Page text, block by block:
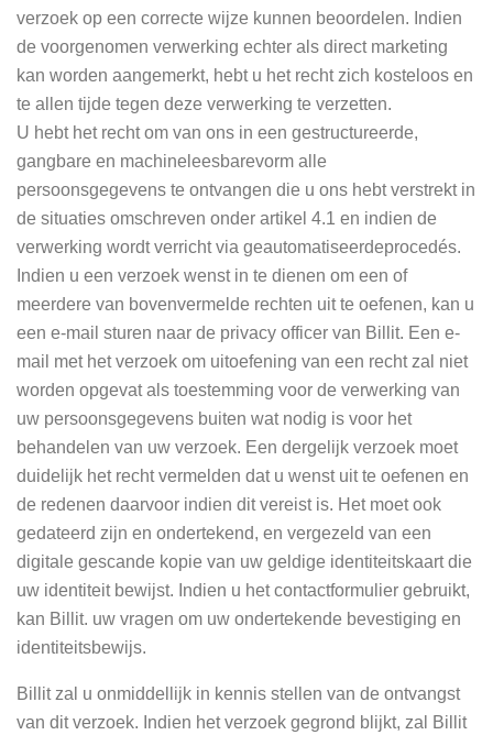
verzoek op een correcte wijze kunnen beoordelen. Indien
de voorgenomen verwerking echter als direct marketing
kan worden aangemerkt, hebt u het recht zich kosteloos en
te allen tijde tegen deze verwerking te verzetten.
U hebt het recht om van ons in een gestructureerde,
gangbare en machineleesbarevorm alle
persoonsgegevens te ontvangen die u ons hebt verstrekt in
de situaties omschreven onder artikel 4.1 en indien de
verwerking wordt verricht via geautomatiseerdeprocedés.
Indien u een verzoek wenst in te dienen om een of
meerdere van bovenvermelde rechten uit te oefenen, kan u
een e-mail sturen naar de privacy officer van Billit. Een e-
mail met het verzoek om uitoefening van een recht zal niet
worden opgevat als toestemming voor de verwerking van
uw persoonsgegevens buiten wat nodig is voor het
behandelen van uw verzoek. Een dergelijk verzoek moet
duidelijk het recht vermelden dat u wenst uit te oefenen en
de redenen daarvoor indien dit vereist is. Het moet ook
gedateerd zijn en ondertekend, en vergezeld van een
digitale gescande kopie van uw geldige identiteitskaart die
uw identiteit bewijst. Indien u het contactformulier gebruikt,
kan Billit. uw vragen om uw ondertekende bevestiging en
identiteitsbewijs.
Billit zal u onmiddellijk in kennis stellen van de ontvangst
van dit verzoek. Indien het verzoek gegrond blijkt, zal Billit